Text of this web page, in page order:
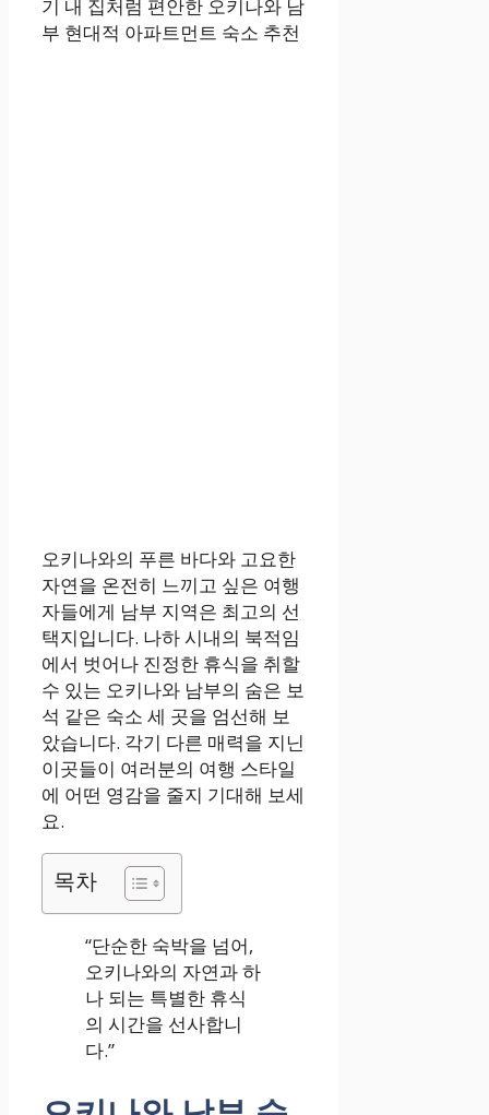
오키나와의 푸른 바다와 고요한
자연을 온전히 느끼고 싶은 여행
자들에게 남부 지역은 최고의 선
택지입니다. 나하 시내의 북적임
에서 벗어나 진정한 휴식을 취할
수 있는 오키나와 남부의 숨은 보
석 같은 숙소 세 곳을 엄선해 보
았습니다. 각기 다른 매력을 지닌
이곳들이 여러분의 여행 스타일
에 어떤 영감을 줄지 기대해 보세
요.
목차
“단순한 숙박을 넘어,
오키나와의 자연과 하
나 되는 특별한 휴식
의 시간을 선사합니
다.”